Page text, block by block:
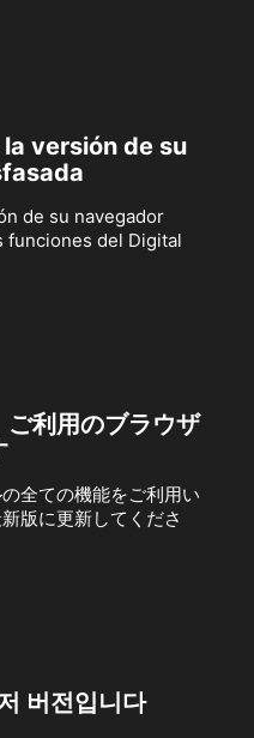
versión de su
de su navegador
funciones del Digital
利用のブラウザ
全ての機能をご利用い
版に更新してくださ
버전입니다